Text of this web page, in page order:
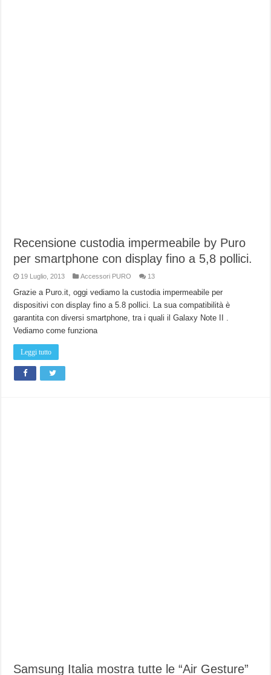
Recensione custodia impermeabile by Puro
per smartphone con display fino a 5,8 pollici.
19 Luglio, 2013 Accessori PURO 13
Grazie a Puro.it, oggi vediamo la custodia impermeabile per
dispositivi con display fino a 5.8 pollici. La sua compatibilità è
garantita con diversi smartphone, tra i quali il Galaxy Note II .
Vediamo come funziona
Leggi tutto
Samsung Italia mostra tutte le “Air Gesture”